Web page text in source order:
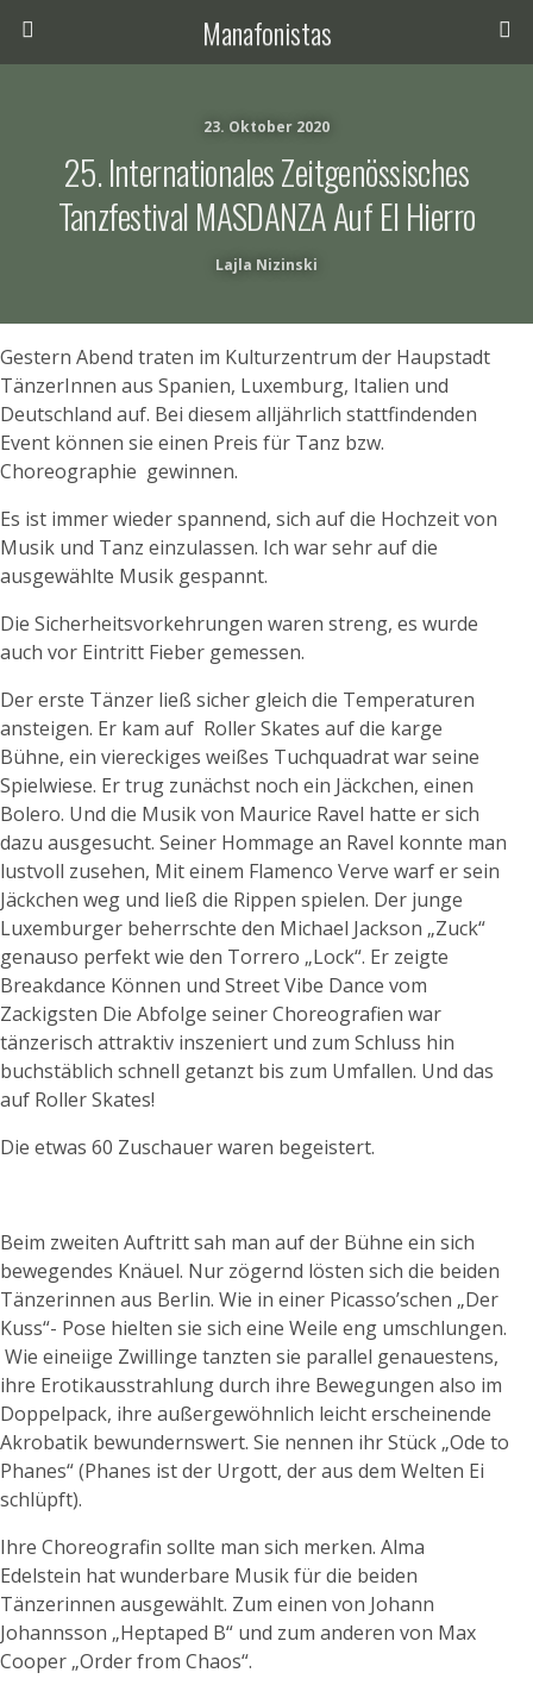
Manafonistas
23. Oktober 2020
25. Internationales Zeitgenössisches
Tanzfestival MASDANZA Auf El Hierro
Lajla Nizinski
Gestern Abend traten im Kulturzentrum der Haupstadt
TänzerInnen aus Spanien, Luxemburg, Italien und
Deutschland auf. Bei diesem alljährlich stattfindenden
Event können sie einen Preis für Tanz bzw.
Choreographie gewinnen.
Es ist immer wieder spannend, sich auf die Hochzeit von
Musik und Tanz einzulassen. Ich war sehr auf die
ausgewählte Musik gespannt.
Die Sicherheitsvorkehrungen waren streng, es wurde
auch vor Eintritt Fieber gemessen.
Der erste Tänzer ließ sicher gleich die Temperaturen
ansteigen. Er kam auf Roller Skates auf die karge
Bühne, ein viereckiges weißes Tuchquadrat war seine
Spielwiese. Er trug zunächst noch ein Jäckchen, einen
Bolero. Und die Musik von Maurice Ravel hatte er sich
dazu ausgesucht. Seiner Hommage an Ravel konnte man
lustvoll zusehen, Mit einem Flamenco Verve warf er sein
Jäckchen weg und ließ die Rippen spielen. Der junge
Luxemburger beherrschte den Michael Jackson „Zuck“
genauso perfekt wie den Torrero „Lock“. Er zeigte
Breakdance Können und Street Vibe Dance vom
Zackigsten Die Abfolge seiner Choreografien war
tänzerisch attraktiv inszeniert und zum Schluss hin
buchstäblich schnell getanzt bis zum Umfallen. Und das
auf Roller Skates!
Die etwas 60 Zuschauer waren begeistert.
Beim zweiten Auftritt sah man auf der Bühne ein sich
bewegendes Knäuel. Nur zögernd lösten sich die beiden
Tänzerinnen aus Berlin. Wie in einer Picasso’schen „Der
Kuss“- Pose hielten sie sich eine Weile eng umschlungen.
Wie eineiige Zwillinge tanzten sie parallel genauestens,
ihre Erotikausstrahlung durch ihre Bewegungen also im
Doppelpack, ihre außergewöhnlich leicht erscheinende
Akrobatik bewundernswert. Sie nennen ihr Stück „Ode to
Phanes“ (Phanes ist der Urgott, der aus dem Welten Ei
schlüpft).
Ihre Choreografin sollte man sich merken. Alma
Edelstein hat wunderbare Musik für die beiden
Tänzerinnen ausgewählt. Zum einen von Johann
Johannsson „Heptaped B“ und zum anderen von Max
Cooper „Order from Chaos“.